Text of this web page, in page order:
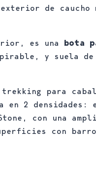
de caucho
es una bota
y suela de
para
2
con una
con